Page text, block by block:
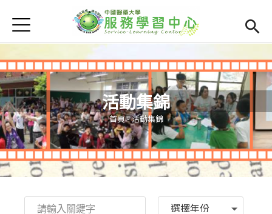
首頁
學務處首頁(link is external)
Open
服學資訊
Open
最新消息
Open submenu (相關連結)
相關連結
Open submenu (活動集錦)
活動集錦
Jump to Navigation
Jump to Main content
活動集錦
您在這裡
首頁-活動集錦
Year